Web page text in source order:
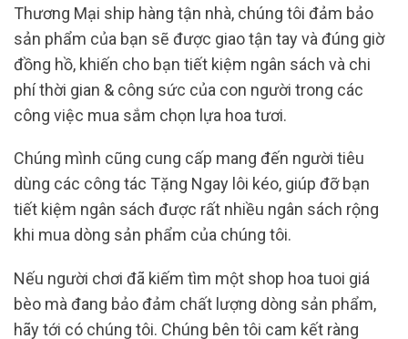
Thương Mại ship hàng tận nhà, chúng tôi đảm bảo
sản phẩm của bạn sẽ được giao tận tay và đúng giờ
đồng hồ, khiến cho bạn tiết kiệm ngân sách và chi
phí thời gian & công sức của con người trong các
công việc mua sắm chọn lựa hoa tươi.
Chúng mình cũng cung cấp mang đến người tiêu
dùng các công tác Tặng Ngay lôi kéo, giúp đỡ bạn
tiết kiệm ngân sách được rất nhiều ngân sách rộng
khi mua dòng sản phẩm của chúng tôi.
Nếu người chơi đã kiếm tìm một shop hoa tuoi giá
bèo mà đang bảo đảm chất lượng dòng sản phẩm,
hãy tới có chúng tôi. Chúng bên tôi cam kết ràng